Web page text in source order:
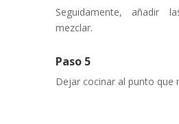
Seguidamente, añadir
mezclar.
Paso 5
Dejar cocinar al punto que